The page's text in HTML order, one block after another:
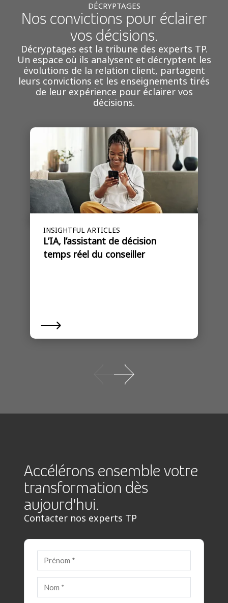
DÉCRYPTAGES
Nos convictions pour éclairer
vos décisions.
Décryptages est la tribune des experts TP.
Un espace où ils analysent et décryptent les
évolutions de la relation client, partagent
leurs convictions et les enseignements tirés
de leur expérience pour éclairer vos
décisions.
INSIGHTFUL ARTICLES
L’IA, l’assistant de décision
temps réel du conseiller
Accélérons ensemble votre
transformation dès
aujourd'hui.
Contacter nos experts TP